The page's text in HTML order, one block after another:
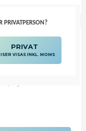
1 MM 75
OM 300 M)
PRIVATPERSON?
PRIVAT
VISAS INKL. MOMS